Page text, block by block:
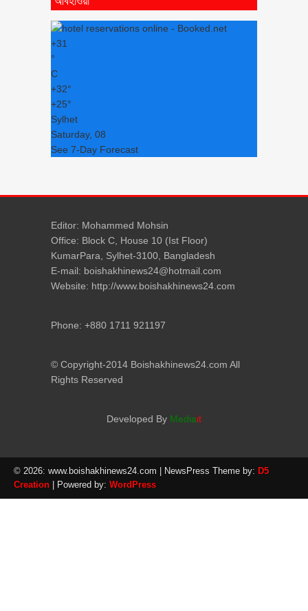
+31
°
C
+32°
+25°
Sylhet
Saturday, 08
See 7-Day Forecast
Editor: Mohammed Mohsin
Office: Block C, House 10 (Ist Floor)
KumarPara, Sylhet-3100, Bangladesh
E-mail: boishakhinews24@hotmail.com
Website: http://www.boishakhinews24.com
Phone: +880 1711 921197
© Copyright-2014 Boishakhinews24.com All
Rights Reserved
Developed By Mediait
© 2026: www.boishakhinews24.com | NewsPress Theme by: D5
Creation | Powered by: WordPress